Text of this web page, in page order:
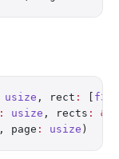
usize , rect : f32
: usize , rects : &
, page : usize )